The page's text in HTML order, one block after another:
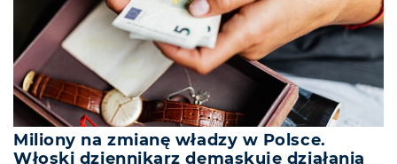
Miliony na zmianę władzy w Polsce.
Włoski dziennikarz demaskuje działania